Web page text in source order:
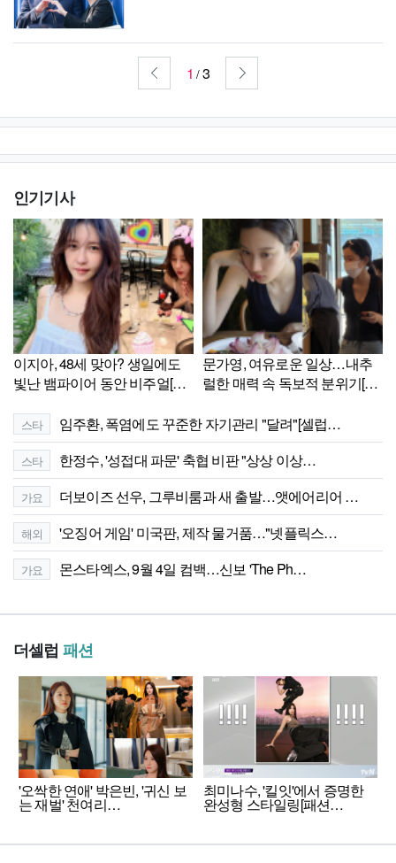
1 /3
인기기사
이지아, 48세 맞아? 생일에도
빛난 뱀파이어 동안 비주얼[셀
문가영, 여유로운 일상…내추
럴한 매력 속 독보적 분위기[셀
스타 임주환, 폭염에도 꾸준한 자기관리 "달려"[셀럽…
스타 한정수, '성접대 파문' 축협 비판 "상상 이상…
가요 더보이즈 선우, 그루비룸과 새 출발…앳에어리어 …
해외 '오징어 게임' 미국판, 제작 물거품…"넷플릭스…
가요 몬스타엑스, 9월 4일 컴백…신보 'The Ph…
더셀럽 패션
'오싹한 연애' 박은빈, '귀신 보
는 재벌' 천여리…
최미나수, '킬잇'에서 증명한
완성형 스타일링[패션…